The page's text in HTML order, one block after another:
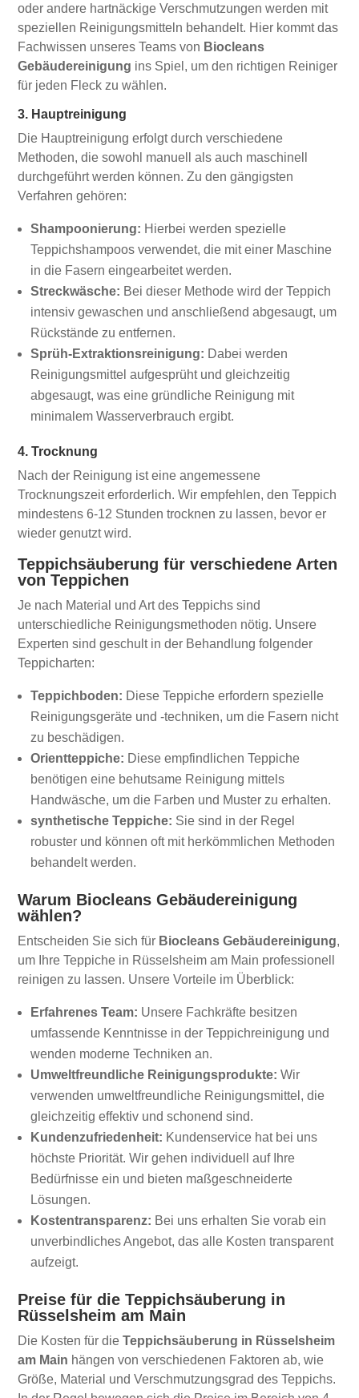
oder andere hartnäckige Verschmutzungen werden mit
speziellen Reinigungsmitteln behandelt. Hier kommt das
Fachwissen unseres Teams von Biocleans
Gebäudereinigung ins Spiel, um den richtigen Reiniger
für jeden Fleck zu wählen.
3. Hauptreinigung
Die Hauptreinigung erfolgt durch verschiedene
Methoden, die sowohl manuell als auch maschinell
durchgeführt werden können. Zu den gängigsten
Verfahren gehören:
Shampoonierung: Hierbei werden spezielle
Teppichshampoos verwendet, die mit einer Maschine
in die Fasern eingearbeitet werden.
Streckwäsche: Bei dieser Methode wird der Teppich
intensiv gewaschen und anschließend abgesaugt, um
Rückstände zu entfernen.
Sprüh-Extraktionsreinigung: Dabei werden
Reinigungsmittel aufgesprüht und gleichzeitig
abgesaugt, was eine gründliche Reinigung mit
minimalem Wasserverbrauch ergibt.
4. Trocknung
Nach der Reinigung ist eine angemessene
Trocknungszeit erforderlich. Wir empfehlen, den Teppich
mindestens 6-12 Stunden trocknen zu lassen, bevor er
wieder genutzt wird.
Teppichsäuberung für verschiedene Arten
von Teppichen
Je nach Material und Art des Teppichs sind
unterschiedliche Reinigungsmethoden nötig. Unsere
Experten sind geschult in der Behandlung folgender
Teppicharten:
Teppichboden: Diese Teppiche erfordern spezielle
Reinigungsgeräte und -techniken, um die Fasern nicht
zu beschädigen.
Orientteppiche: Diese empfindlichen Teppiche
benötigen eine behutsame Reinigung mittels
Handwäsche, um die Farben und Muster zu erhalten.
synthetische Teppiche: Sie sind in der Regel
robuster und können oft mit herkömmlichen Methoden
behandelt werden.
Warum Biocleans Gebäudereinigung
wählen?
Entscheiden Sie sich für Biocleans Gebäudereinigung,
um Ihre Teppiche in Rüsselsheim am Main professionell
reinigen zu lassen. Unsere Vorteile im Überblick:
Erfahrenes Team: Unsere Fachkräfte besitzen
umfassende Kenntnisse in der Teppichreinigung und
wenden moderne Techniken an.
Umweltfreundliche Reinigungsprodukte: Wir
verwenden umweltfreundliche Reinigungsmittel, die
gleichzeitig effektiv und schonend sind.
Kundenzufriedenheit: Kundenservice hat bei uns
höchste Priorität. Wir gehen individuell auf Ihre
Bedürfnisse ein und bieten maßgeschneiderte
Lösungen.
Kostentransparenz: Bei uns erhalten Sie vorab ein
unverbindliches Angebot, das alle Kosten transparent
aufzeigt.
Preise für die Teppichsäuberung in
Rüsselsheim am Main
Die Kosten für dieTeppichsäuberung in Rüsselsheim
am Main hängen von verschiedenen Faktoren ab, wie
Größe, Material und Verschmutzungsgrad des Teppichs.